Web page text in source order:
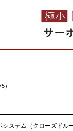
）
ステム（クローズド